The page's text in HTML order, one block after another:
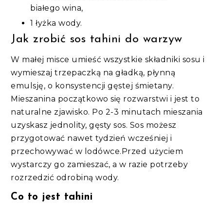
białego wina,
1 łyżka wody.
Jak zrobić sos tahini do warzyw
W małej misce umieść wszystkie składniki sosu i
wymieszaj trzepaczką na gładką, płynną
emulsję, o konsystencji gęstej śmietany.
Mieszanina początkowo się rozwarstwi i jest to
naturalne zjawisko. Po 2-3 minutach mieszania
uzyskasz jednolity, gęsty sos. Sos możesz
przygotować nawet tydzień wcześniej i
przechowywać w lodówce.Przed użyciem
wystarczy go zamieszać, a w razie potrzeby
rozrzedzić odrobiną wody.
Co to jest tahini